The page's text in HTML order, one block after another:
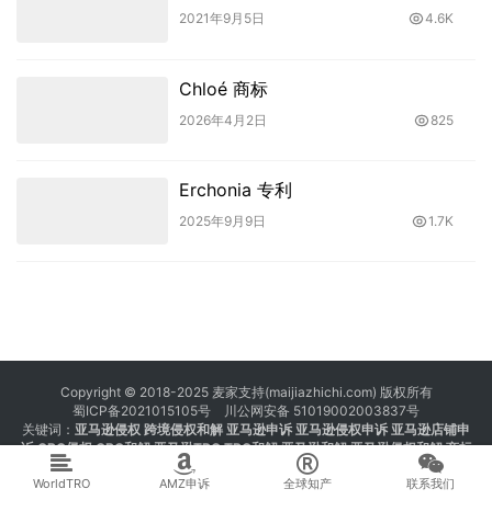
2021年9月5日 4.6K
Chloé 商标
2026年4月2日 825
Erchonia 专利
2025年9月9日 1.7K
Copyright © 2018-2025 麦家支持(maijiazhichi.com) 版权所有
蜀ICP备2021015105号
川公网安备 51019002003837号
关键词： 亚马逊侵权 跨境侵权和解 亚马逊申诉 亚马逊侵权申诉 亚马逊店铺申
诉 GBC侵权 GBC和解 亚马逊TRO TRO和解 亚马逊和解 亚马逊侵权和解商标
注册 专利注册 版权注册
WorldTRO AMZ申诉 全球知产 联系我们